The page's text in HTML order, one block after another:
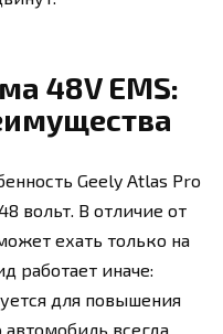
48V EMS:
Geely Atlas Pro
вольт. В отличие от
ехать только на
работает иначе:
для повышения
всегда